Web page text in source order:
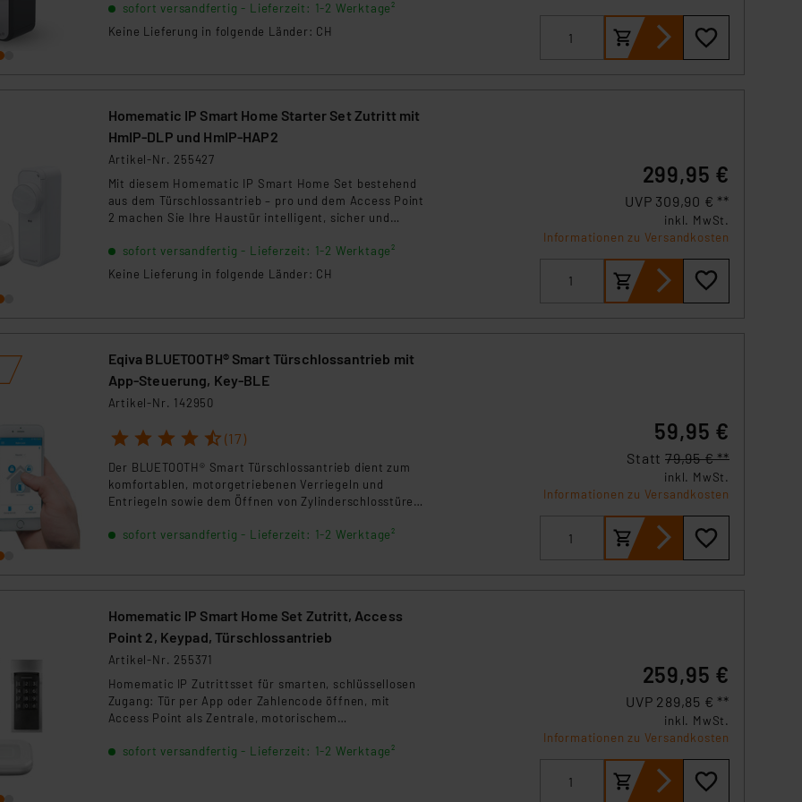
der EU. Dies bedeutet, dass die USA als Land mit unzureichendem
eingestuft wird. So besteht etwa das Risiko, dass US-Behörden personenbezogene
verarbeiten, ohne dass hiergegen Klagemöglichkeiten für Europäer bestehen.
Verriegelung und integrierte Sicherheitssensoren
erhöhen Komfort und Schutz. Die Installation erfolgt
einfach per Klebe-, Klemm- oder Schraubmontage.
sofort versandfertig - Lieferzeit: 1-2 Werktage²
Keine Lieferung in folgende Länder: CH
Homematic IP Smart Home Starter Set Zutritt mit
HmIP‑DLP und HmIP-HAP2
Artikel-Nr. 255427
Mit diesem Homematic IP Smart Home Set bestehend
aus dem Türschlossantrieb – pro und dem Access Point
2 machen Sie Ihre Haustür intelligent, sicher und
verriegeln Sie Ihre Tür bequem per Smartphone-App,
Sprachsteuerung oder optionalem Zubehör und
verwalten Sie individuelle Zutrittsberechtigungen für
sofort versandfertig - Lieferzeit: 1-2 Werktage²
Keine Lieferung in folgende Länder: CH
299,95 €
UVP 309,90 € **
inkl. MwSt.
Informationen zu Versandkosten
Eqiva BLUETOOTH® Smart Türschlossantrieb mit
App-Steuerung, Key-BLE
Artikel-Nr. 142950
1 2 3 4 5 (17)
Der BLUETOOTH® Smart Türschlossantrieb dient zum
komfortablen, motorgetriebenen Verriegeln und
Entriegeln sowie dem Öffnen von Zylinderschlosstüren
sofort versandfertig - Lieferzeit: 1-2 Werktage²
59,95 €
Statt 79,95 € **
inkl. MwSt.
Informationen zu Versandkosten
Homematic IP Smart Home Set Zutritt, Access
Point 2, Keypad, Türschlossantrieb
Artikel-Nr. 255371
Homematic IP Zutrittsset für smarten, schlüssellosen
Zugang: Tür per App oder Zahlencode öffnen, mit
Access Point als Zentrale, motorischem
sofort versandfertig - Lieferzeit: 1-2 Werktage²
259,95 €
UVP 289,85 € **
inkl. MwSt.
Informationen zu Versandkosten